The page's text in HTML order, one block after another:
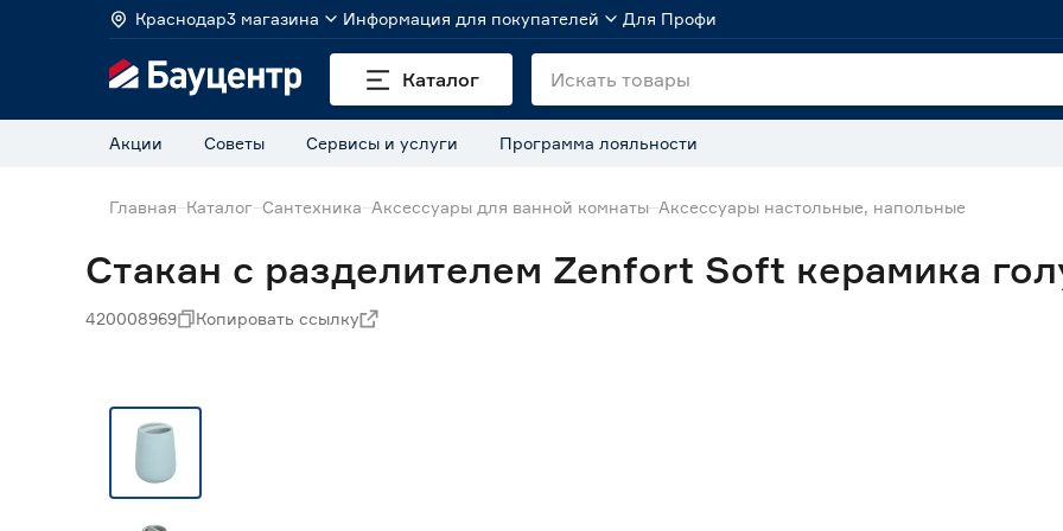
Краснодар3 магазина Информация для покупателей Для Профи
Каталог
Акции Советы Сервисы и услуги Программа лояльности
Главная Каталог Сантехника Аксессуары для ванной комнаты Аксессуары настольные, напольные
Стакан с разделителем Zenfort Soft керамика
420008969 Копировать ссылку